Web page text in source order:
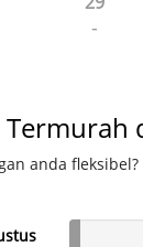
-
Termurah
anda